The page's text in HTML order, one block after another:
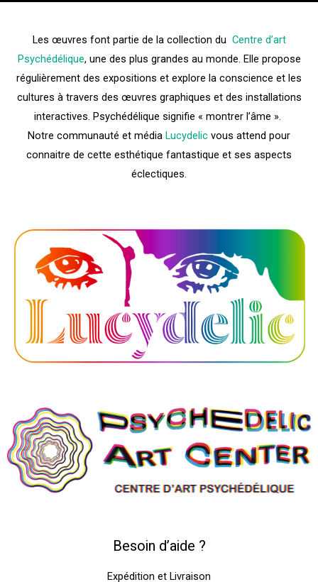
Les œuvres font partie de la collection du Centre d’art
Psychédélique, une des plus grandes au monde. Elle propose
régulièrement des expositions et explore la conscience et les
cultures à travers des œuvres graphiques et des installations
interactives. Psychédélique signifie « montrer l’âme ».
Notre communauté et média Lucydelic vous attend pour
connaitre de cette esthétique fantastique et ses aspects
éclectiques.
Besoin d’aide ?
Expédition et Livraison